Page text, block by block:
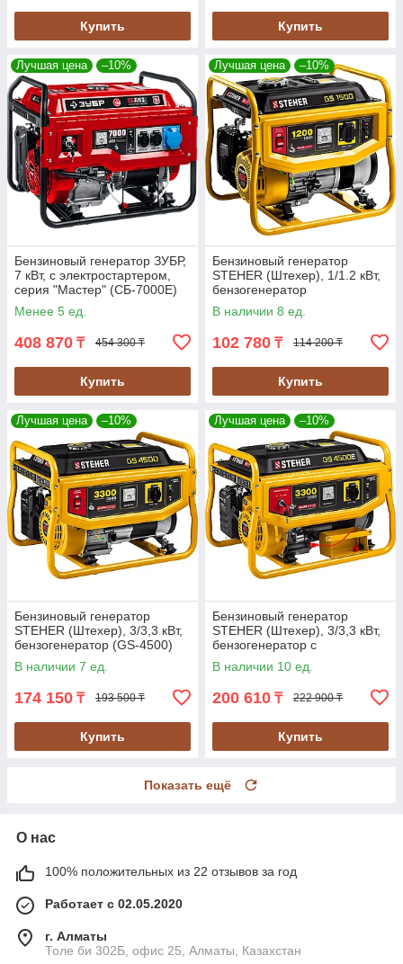
Купить Купить
Лучшая цена –10%
Бензиновый генератор ЗУБР,
7 кВт, с электростартером,
серия "Мастер" (СБ-7000Е)
Менее 5 ед.
408 870 ₸ 454 300 ₸
Купить
Лучшая цена –10%
Бензиновый генератор
STEHER (Штехер), 1/1.2 кВт,
бензогенератор
бесщеточный (GS-1500)
В наличии 8 ед.
102 780 ₸ 114 200 ₸
Купить
Лучшая цена –10%
Бензиновый генератор
STEHER (Штехер), 3/3,3 кВт,
бензогенератор (GS-4500)
В наличии 7 ед.
174 150 ₸ 193 500 ₸
Купить
Лучшая цена –10%
Бензиновый генератор
STEHER (Штехер), 3/3,3 кВт,
бензогенератор с
электростартером (GS-
4500Е)
В наличии 10 ед.
200 610 ₸ 222 900 ₸
Купить
Показать ещё
О нас
100% положительных из 22 отзывов за год
Работает с 02.05.2020
г. Алматы
Толе би 302Б, офис 25, Алматы, Казахстан